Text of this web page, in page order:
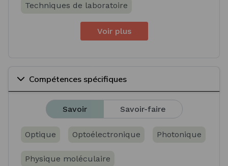
Techniques de laboratoire
Voir plus
Compétences spécifiques
Savoir Savoir-faire
Optique Optoélectronique Photonique
Physique moléculaire